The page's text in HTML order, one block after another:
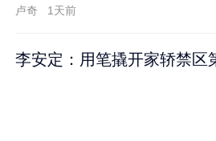
卢奇 1天前
李安定：用笔撬开家轿禁区